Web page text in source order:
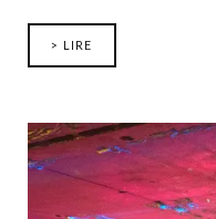
> LIRE